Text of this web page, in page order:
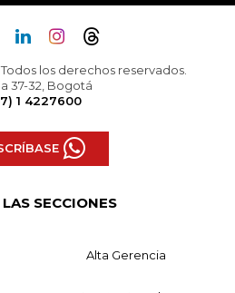
los derechos reservados.
37-32, Bogotá
1 4227600
SECCIONES
Alta Gerencia